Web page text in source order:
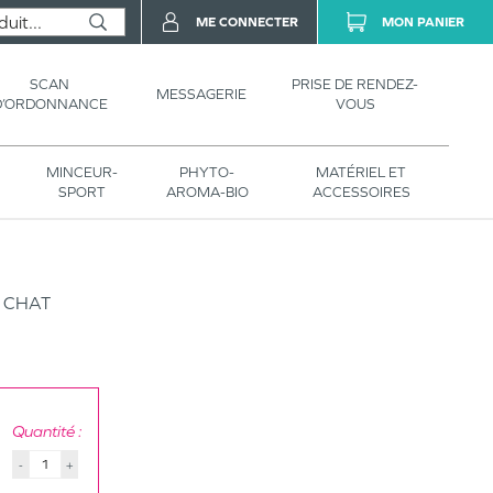
SCAN
MESSAGERIE
PRISE DE RENDEZ-
VOUS
MINCEUR-
SPORT
PHYTO-
AROMA-BIO
MATÉRIEL ET
ACCESSOIRES
ME CONNECTER MON PANIER
Quantité :
- +